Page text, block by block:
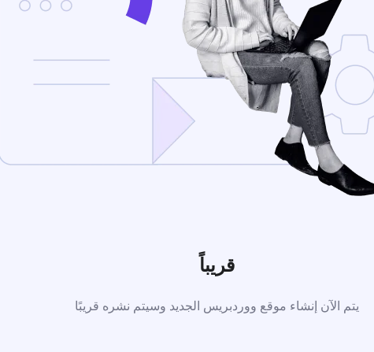
قريباً
يتم الآن إنشاء موقع ووردبريس الجديد وسيتم نشره قريبًا